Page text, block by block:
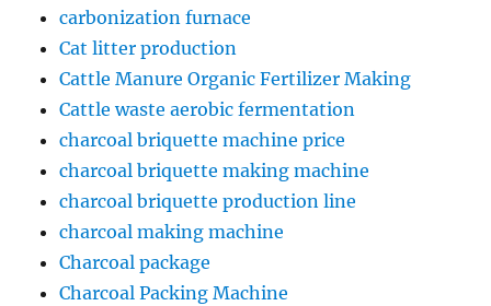
carbonization furnace
Cat litter production
Cattle Manure Organic Fertilizer Making
Cattle waste aerobic fermentation
charcoal briquette machine price
charcoal briquette making machine
charcoal briquette production line
charcoal making machine
Charcoal package
Charcoal Packing Machine